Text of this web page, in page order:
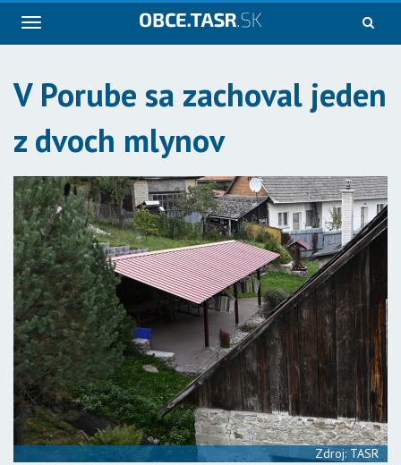
Navigácia
V Porube sa zachoval jeden
z dvoch mlynov
Zdroj: TASR